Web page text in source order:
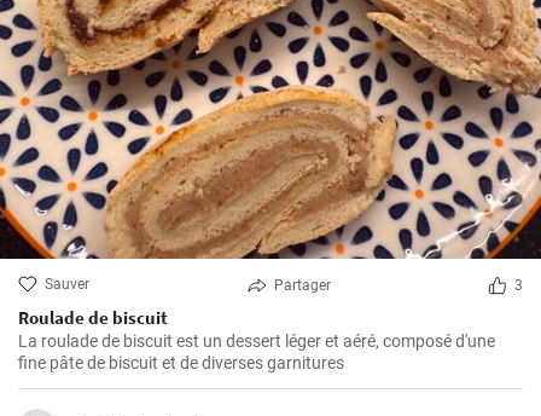
Sauver Partager 3
Roulade de biscuit
La roulade de biscuit est un dessert léger et aéré, composé d'une
fine pâte de biscuit et de diverses garnitures